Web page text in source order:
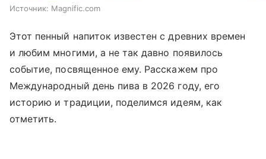
Источник: Magnific.com
Этот пенный напиток известен с древних времен
и любим многими, а не так давно появилось
событие, посвященное ему. Расскажем про
Международный день пива в 2026 году, его
историю и традиции, поделимся идеям, как
отметить.